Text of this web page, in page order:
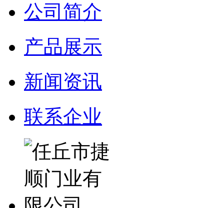
公司简介
产品展示
新闻资讯
联系企业